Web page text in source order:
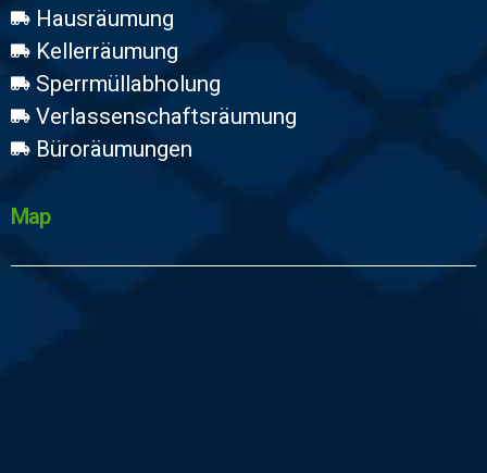
Hausräumung
Kellerräumung
Sperrmüllabholung
Verlassenschaftsräumung
Büroräumungen
Map